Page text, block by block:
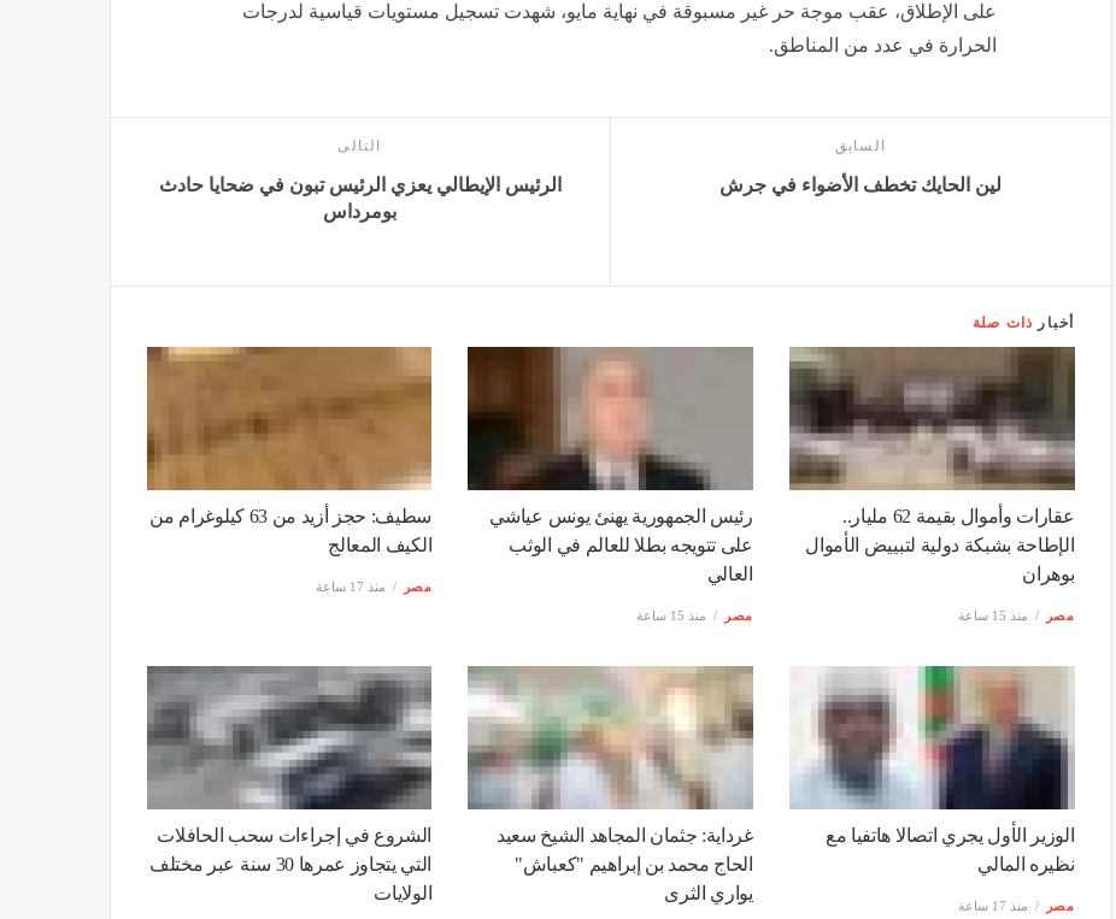
على الإطلاق، عقب موجة حر غير مسبوقة في نهاية مايو، شهدت تسجيل مستويات قياسية لدرجات
الحرارة في عدد من المناطق.
السابق
لين الحايك تخطف الأضواء في جرش
التالى
الرئيس الإيطالي يعزي الرئيس تبون في ضحايا حادث
بومرداس
أخبار ذات صلة
عقارات وأموال بقيمة 62 مليار..
الإطاحة بشبكة دولية لتبييض الأموال
بوهران
مصر منذ 15 ساعة
رئيس الجمهورية يهنئ يونس عياشي
على تتويجه بطلا للعالم في الوثب
العالي
مصر منذ 15 ساعة
سطيف: حجز أزيد من 63 كيلوغرام من
الكيف المعالج
مصر منذ 17 ساعة
الوزير الأول يجري اتصالا هاتفيا مع
نظيره المالي
مصر منذ 17 ساعة
غرداية: جثمان المجاهد الشيخ سعيد
الحاج محمد بن إبراهيم "كعباش"
يواري الثرى
الشروع في إجراءات سحب الحافلات
التي يتجاوز عمرها 30 سنة عبر مختلف
الولايات